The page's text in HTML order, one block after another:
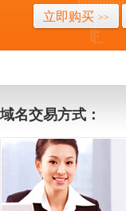
立即购买 >>
域名交易方式：